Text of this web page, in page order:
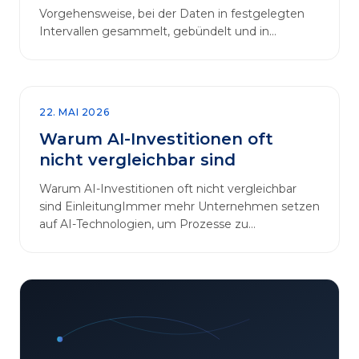
Vorgehensweise, bei der Daten in festgelegten
Intervallen gesammelt, gebündelt und in
22. MAI 2026
Warum AI-Investitionen oft
nicht vergleichbar sind
Warum AI-Investitionen oft nicht vergleichbar
sind EinleitungImmer mehr Unternehmen setzen
auf AI-Technologien, um Prozesse zu
verschaffen. In diesem Artikel betrachten wir die
Projekte oft irreführend ist. Außerdem zeigen wir,